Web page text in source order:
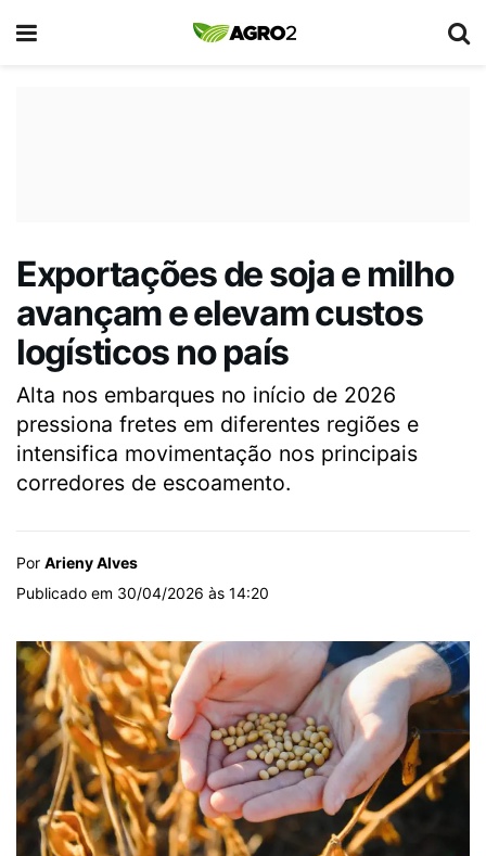
Exportações de soja e milho
avançam e elevam custos
logísticos no país
Alta nos embarques no início de 2026
pressiona fretes em diferentes regiões e
intensifica movimentação nos principais
corredores de escoamento.
Por Arieny Alves
Publicado em 30/04/2026 às 14:20